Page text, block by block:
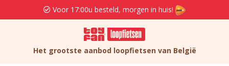
Voor 17:00u besteld, morgen in huis!
Het grootste aanbod loopfietsen van België